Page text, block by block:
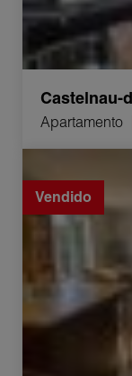
Castelnau-
Apartamento
Vendido